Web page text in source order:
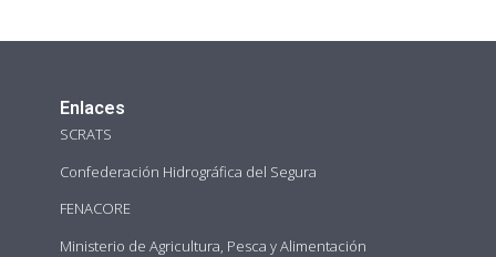
Enlaces
SCRATS
Confederación Hidrográfica del Segura
FENACORE
Ministerio de Agricultura, Pesca y Alimentación